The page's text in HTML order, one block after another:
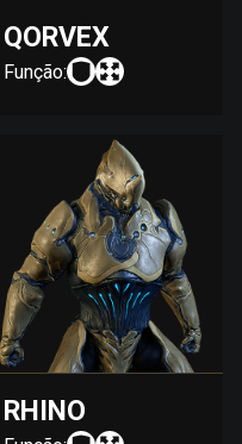
QORVEX
Função:
RHINO